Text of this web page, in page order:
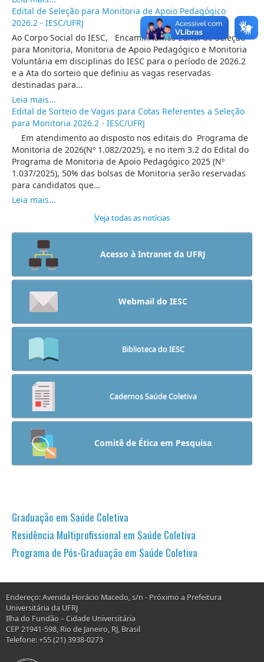
Edital de Seleção para Monitoria de Apoio Pedagógico
2026.2 - IESC/UFRJ
Ao Corpo Social do IESC, Encaminhamos Edital de Seleção
para Monitoria, Monitoria de Apoio Pedagógico e Monitoria
Voluntária em disciplinas do IESC para o período de 2026.2
e a Ata do sorteio que definiu as vagas reservadas
destinadas para…
Leia mais...
Edital de Sorteio de Vagas para Cotas Referentes a Seleção
para Monitoria 2026.2 - IESC/UFRJ
Em atendimento ao disposto nos editais do Programa de
Monitoria de 2026(Nº 1.082/2025), e no item 3.2 do Edital do
Programa de Monitoria de Apoio Pedagógico 2025 (Nº
1.037/2025), 50% das bolsas de Monitoria serão reservadas
para candidatos que…
Leia mais...
Veja todas as notícias
Acesso à Intranet da UFRJ
Webmail do IESC
Biblioteca do IESC
Cadernos Saúde Coletiva
Comitê de Ética em Pesquisa
Graduação em Saúde Coletiva
Residência Multiprofissional em Saúde Coletiva
Programa de Pós-Graduação em Saúde Coletiva
Endereço: Avenida Horácio Macedo, s/n - Próximo a Prefeitura
Universitária da UFRJ
Ilha do Fundão – Cidade Universitária
CEP 21941-598, Rio de Janeiro, RJ, Brasil
Telefone: +55 (21) 3938-0273